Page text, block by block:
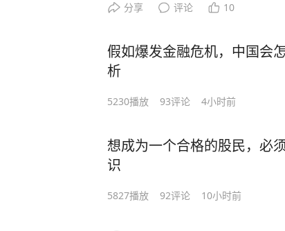
A股“人形机器人第一股”，缴款
了申购以后缴费做准备。
#如何测试自己是否适合炒股#
分享 评论 10
假如爆发金融危机，中国会
析
5230播放 93评论 4小时前
想成为一个合格的股民，必
识
5827播放 92评论 10小时前